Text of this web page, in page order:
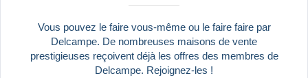
Vous pouvez le faire vous-même ou le faire faire par
Delcampe. De nombreuses maisons de vente
prestigieuses reçoivent déjà les offres des membres de
Delcampe. Rejoignez-les !